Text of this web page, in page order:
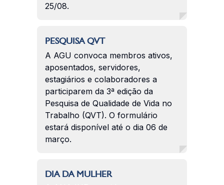
25/08.
PESQUISA QVT
A AGU convoca membros ativos,
aposentados, servidores,
estagiários e colaboradores a
participarem da 3ª edição da
Pesquisa de Qualidade de Vida no
Trabalho (QVT). O formulário
estará disponível até o dia 06 de
março.
DIA DA MULHER